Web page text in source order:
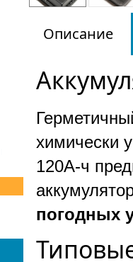
Описание
химически
120А-ч
погодных